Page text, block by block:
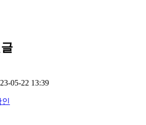
23-05-22 13:39